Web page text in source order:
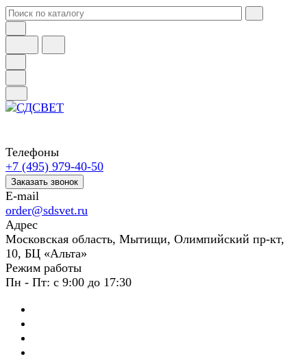
Телефоны
+7 (495) 979-40-50
Заказать звонок
E-mail
order@sdsvet.ru
Адрес
Московская область, Мытищи, Олимпийский пр-кт,
10, БЦ «Альта»
Режим работы
Пн - Пт: с 9:00 до 17:30